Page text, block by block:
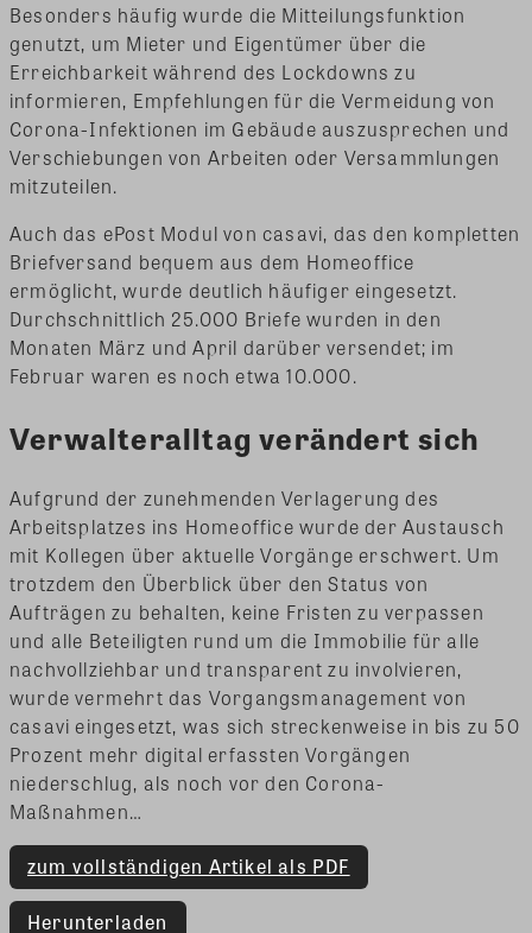
Besonders häufig wurde die Mitteilungsfunktion
genutzt, um Mieter und Eigentümer über die
Erreichbarkeit während des Lockdowns zu
informieren, Empfehlungen für die Vermeidung von
Corona-Infektionen im Gebäude auszusprechen und
Verschiebungen von Arbeiten oder Versammlungen
mitzuteilen.
Auch das ePost Modul von casavi, das den kompletten
Briefversand bequem aus dem Homeoffice
ermöglicht, wurde deutlich häufiger eingesetzt.
Durchschnittlich 25.000 Briefe wurden in den
Monaten März und April darüber versendet; im
Februar waren es noch etwa 10.000.
Verwalteralltag verändert sich
Aufgrund der zunehmenden Verlagerung des
Arbeitsplatzes ins Homeoffice wurde der Austausch
mit Kollegen über aktuelle Vorgänge erschwert. Um
trotzdem den Überblick über den Status von
Aufträgen zu behalten, keine Fristen zu verpassen
und alle Beteiligten rund um die Immobilie für alle
nachvollziehbar und transparent zu involvieren,
wurde vermehrt das Vorgangsmanagement von
casavi eingesetzt, was sich streckenweise in bis zu 50
Prozent mehr digital erfassten Vorgängen
niederschlug, als noch vor den Corona-
Maßnahmen…
zum vollständigen Artikel als PDF
Herunterladen